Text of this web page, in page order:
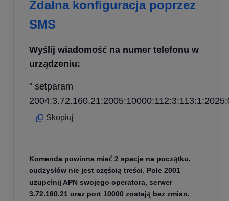
Zdalna konfiguracja poprzez
SMS
Wyślij wiadomość na numer telefonu w
urządzeniu:
" setparam
Skopiuj
Komenda powinna mieć 2 spacje na początku,
cudzysłów nie jest częścią treści. Pole 2001
uzupełnij APN swojego operatora, serwer
3.72.160.21 oraz port 10000 zostają bez zmian.